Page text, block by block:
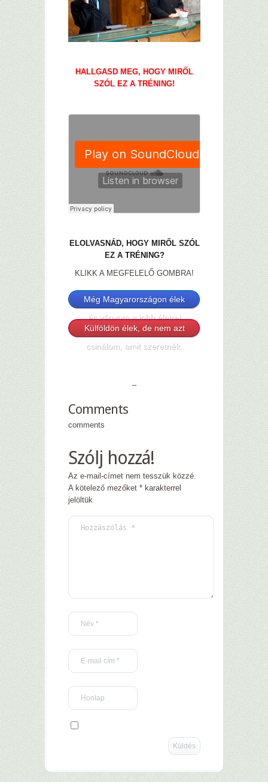
HALLGASD MEG, HOGY MIRŐL
SZÓL EZ A TRÉNING!
ELOLVASNÁD, HOGY MIRŐL SZÓL
EZ A TRÉNING?
KLIKK A MEGFELELŐ GOMBRA!
Még Magyarországon élek
és vágyom a jobb életre!
Külföldön élek, de nem azt
csinálom, amit szeretnék.
–
–
Comments
comments
Szólj hozzá!
Az e-mail-címet nem tesszük közzé.
A kötelező mezőket * karakterrel
jelöltük